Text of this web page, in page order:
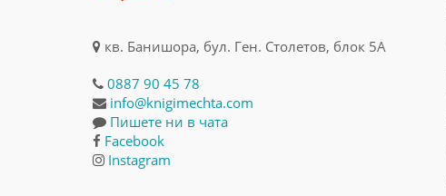
кв. Банишора, бул. Ген. Столетов, блок 5А
0887 90 45 78
info@knigimechta.com
Пишете ни в чата
Facebook
Instagram